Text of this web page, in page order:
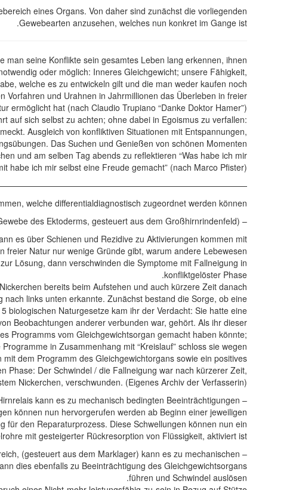
eines Organs. Von daher sind zunächst die vorliegenden
Gewebearten anzusehen, welches nun konkret im Gange ist.
seine Konflikte sein gesamtes Leben lang erkennen, ihnen
oder möglich: Inneres Gleichgewicht; unsere Fähigkeit,
welche es zu entwickeln gilt und die man weder kaufen noch
Vorfahren und Urahnen in Jahrmillionen das Überleben in freier
ermöglicht hat (nach Claudio Trupiano “Danke Doktor Hamer”).
auf sich selbst zu achten; ohne dabei in Egoismus zu verfallen:
Ausgleich von konfliktiven Situationen mit Entspannungen,
Das Suchen und Genießen von schönen Momenten.
und am selben Tag abends zu reflektieren “Was habe ich mir
habe ich mir selbst eine Freude gemacht” (nach Marco Pfister).
welche differentialdiagnostisch zugeordnet werden können:
– Sonderprogramm vom
des Ektoderms, gesteuert aus dem Großhirnrindenfeld).
es über Schienen und Rezidive zu Aktivierungen kommen mit
freier Natur nur wenige Gründe gibt, warum andere Lebewesen
Lösung, dann verschwinden die Symptome mit Fallneigung in
konfliktgelöster Phase.
bereits beim Aufstehen und auch kürzere Zeit danach
links unten erkannte. Zunächst bestand die Sorge, ob eine
biologischen Naturgesetze kam ihr der Verdacht: Sie hatte eine
Beobachtungen anderer verbunden war, gehört. Als ihr dieser
Programms vom Gleichgewichtsorgan gemacht haben könnte;
in Zusammenhang mit “Kreislauf” schloss sie wegen
dem Programm des Gleichgewichtorgans sowie ein positives
Phase: Der Schwindel / die Fallneigung war nach kürzerer Zeit,
Nickerchen, verschwunden. (Eigenes Archiv der Verfasserin).
kann es zu mechanisch bedingten Beeinträchtigungen
können nun hervorgerufen werden ab Beginn einer jeweiligen
den Reparaturprozess. Diese Schwellungen können nun ein
mit gesteigerter Rückresorption von Flüssigkeit, aktiviert ist.
(gesteuert aus dem Marklager) kann es zu mechanischen
dies ebenfalls zu Beeinträchtigung des Gleichgewichtsorgans
führen und Schwindel auslösen.